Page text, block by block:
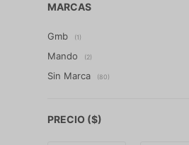
MARCAS
Gmb (1)
Mando (2)
Sin Marca (80)
PRECIO ($)